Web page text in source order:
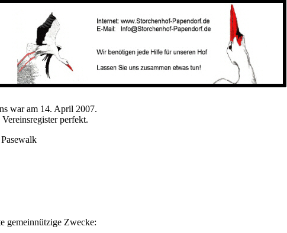
war am 14. April 2007.
perfekt.
gemeinnützige Zwecke: